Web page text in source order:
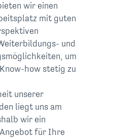
wir einen
mit guten
und
um
how stetig zu
unserer
liegt uns am
wir ein
für Ihre